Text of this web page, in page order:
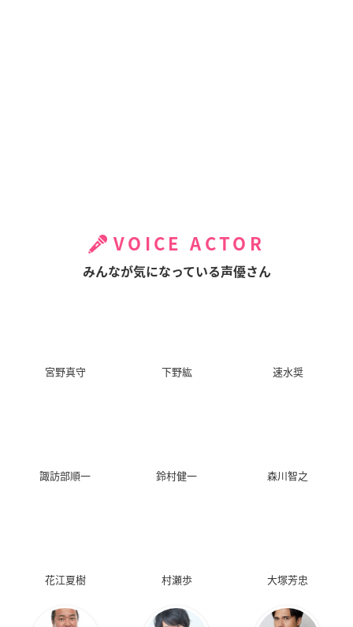
VOICE ACTOR
みんなが気になっている声優さん
宮野真守 下野紘 速水奨
諏訪部順一 鈴村健一 森川智之
花江夏樹 村瀬歩 大塚芳忠